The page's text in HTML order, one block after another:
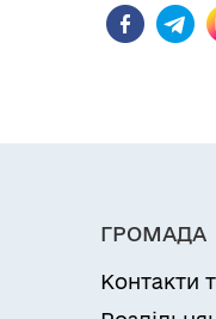
ГРОМАДА
Контакти